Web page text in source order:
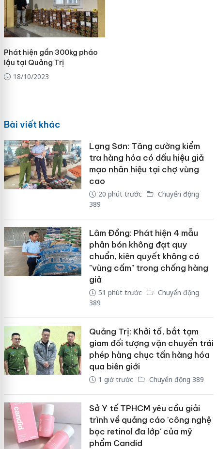
Phát hiện gần 300kg pháo
lậu tại Quảng Trị
18/10/2023
Bài viết khác
Lạng Sơn: Tăng cường kiểm
tra hàng hóa có dấu hiệu giả
mạo nhãn hiệu tại chợ vùng
cao
20 phút trước
Chuyển động
389
Lâm Đồng: Phát hiện 4 mẫu
phân bón không đạt quy
chuẩn, kiên quyết không có
"vùng cấm" trong chống hàng
giả
51 phút trước
Chuyển động
389
Quảng Trị: Khởi tố, bắt tạm
giam đối tượng vận chuyển trái
phép hàng chục tấn hàng hóa
qua biên giới
1 giờ trước Chuyển động 389
Sở Y tế TPHCM yêu cầu giải
trình về quảng cáo 'công nghệ
bọc retinol đa lớp' của mỹ
phẩm Candid